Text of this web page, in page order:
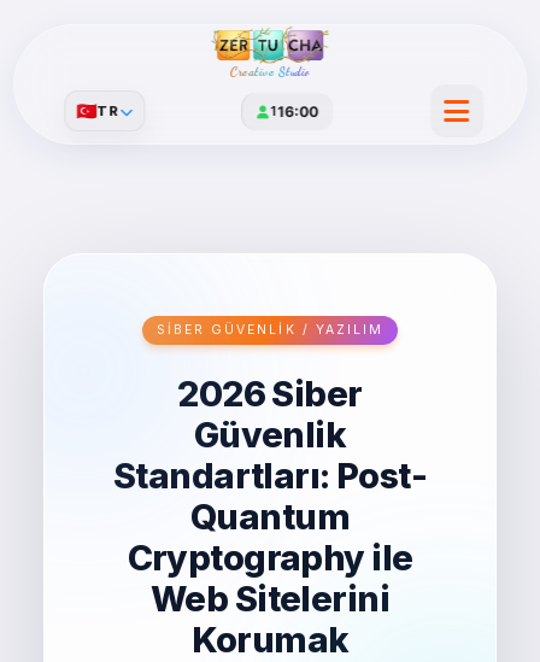
Creative Studio
116:00
🇹🇷TR
SIBER GÜVENLIK / YAZILIM
2026 Siber
Güvenlik
Standartları: Post-
Quantum
Cryptography ile
Web Sitelerini
Korumak